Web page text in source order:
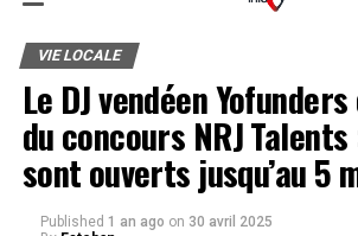
VIE LOCALE
Le DJ vendéen
du concours NRJ
sont ouverts jusqu’au 5
Published 1 an ago on 30 avril 2025